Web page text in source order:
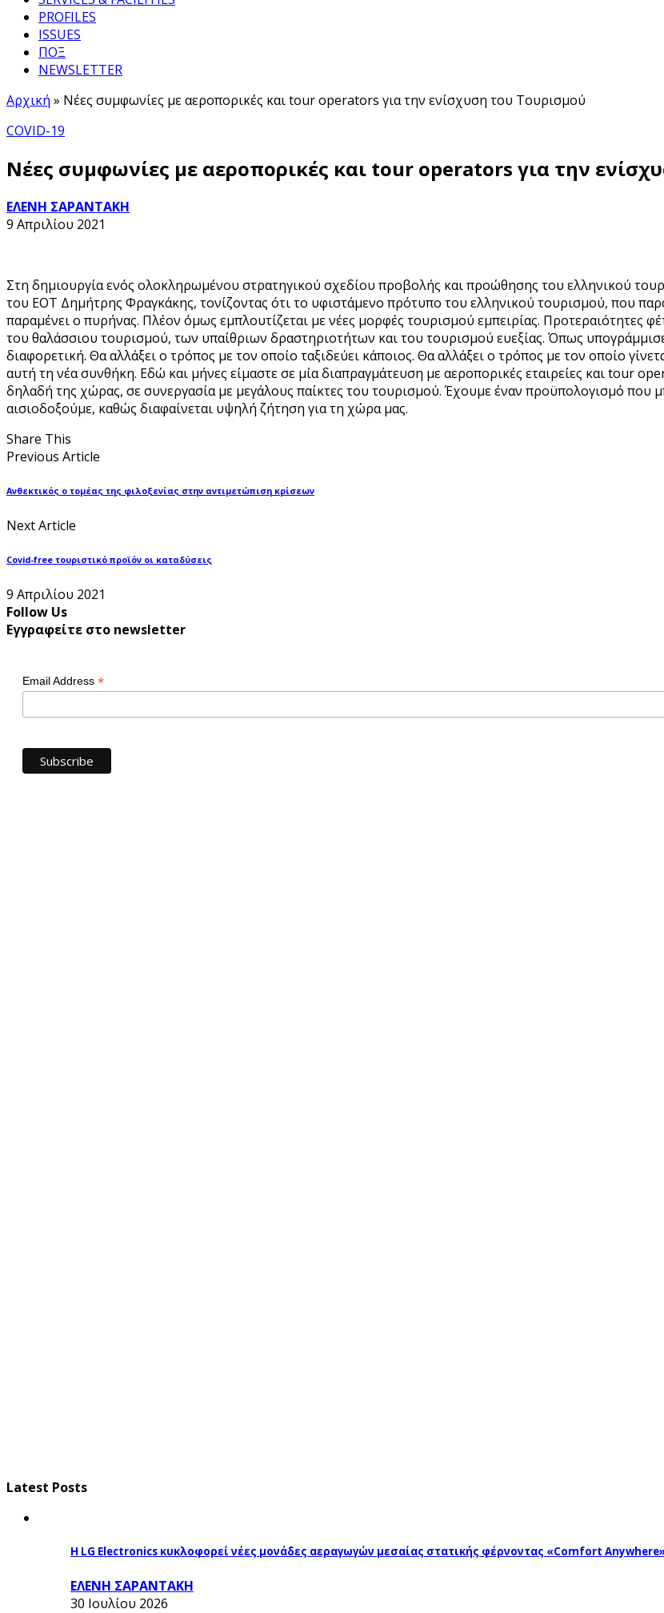
PROFILES
ISSUES
ΠΟΞ
NEWSLETTER
Αρχική » Νέες συμφωνίες με αεροπορικές και tour operators για την ενίσχυση του Τουρισμού
COVID-19
Νέες συμφωνίες με αεροπορικές και tour operators για την
ΕΛΕΝΗ ΣΑΡΑΝΤΑΚΗ
9 Απριλίου 2021
Στη δημιουργία ενός ολοκληρωμένου στρατηγικού σχεδίου προβολής και προώθησης του ελληνικού
του ΕΟΤ Δημήτρης Φραγκάκης, τονίζοντας ότι το υφιστάμενο πρότυπο του ελληνικού τουρισμού, που
παραμένει ο πυρήνας. Πλέον όμως εμπλουτίζεται με νέες μορφές τουρισμού εμπειρίας. Προτεραιότητες
του θαλάσσιου τουρισμού, των υπαίθριων δραστηριοτήτων και του τουρισμού ευεξίας. Όπως
διαφορετική. Θα αλλάξει ο τρόπος με τον οποίο ταξιδεύει κάποιος. Θα αλλάξει ο τρόπος με τον οποίο
αυτή τη νέα συνθήκη. Εδώ και μήνες είμαστε σε μία διαπραγμάτευση με αεροπορικές εταιρείες και tour
δηλαδή της χώρας, σε συνεργασία με μεγάλους παίκτες του τουρισμού. Έχουμε έναν προϋπολογισμό που
αισιοδοξούμε, καθώς διαφαίνεται υψηλή ζήτηση για τη χώρα μας.
Share This
Previous Article
Ανθεκτικός ο τομέας της φιλοξενίας στην αντιμετώπιση κρίσεων
Next Article
Covid-free τουριστικό προϊόν οι καταδύσεις
9 Απριλίου 2021
Follow Us
Εγγραφείτε στο newsletter
Email Address *
Latest Posts
Η LG Electronics κυκλοφορεί νέες μονάδες αεραγωγών μεσαίας στατικής φέρνοντας «Comfort
ΕΛΕΝΗ ΣΑΡΑΝΤΑΚΗ
30 Ιουλίου 2026